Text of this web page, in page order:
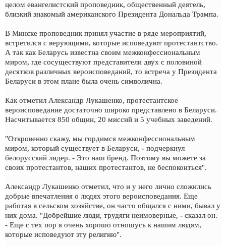
целом евангелистский проповедник, общественный деятель,
близкий знакомый американского Президента Дональда Трампа.
В Минске проповедник принял участие в ряде мероприятий,
встретился с верующими, которые исповедуют протестантство.
А так как Беларусь известна своим межконфессиональным
миром, где сосуществуют представители двух с половиной
десятков различных вероисповеданий, то встреча у Президента
Беларуси в этом плане была очень символична.
Как отметил Александр Лукашенко, протестантское
вероисповедание достаточно широко представлено в Беларуси.
Насчитывается 850 общин, 20 миссий и 5 учебных заведений.
"Откровенно скажу, мы гордимся межконфессиональным
миром, который существует в Беларуси, - подчеркнул
белорусский лидер. - Это наш бренд. Поэтому вы можете за
своих протестантов, наших протестантов, не беспокоиться".
Александр Лукашенко отметил, что и у него лично сложились
добрые впечатления о людях этого вероисповедания. Еще
работая в сельском хозяйстве, он часто общался с ними, бывал у
них дома. "Добрейшие люди, трудяги неимоверные, - сказал он.
- Еще с тех пор я очень хорошо отношусь к нашим людям,
которые исповедуют эту религию".